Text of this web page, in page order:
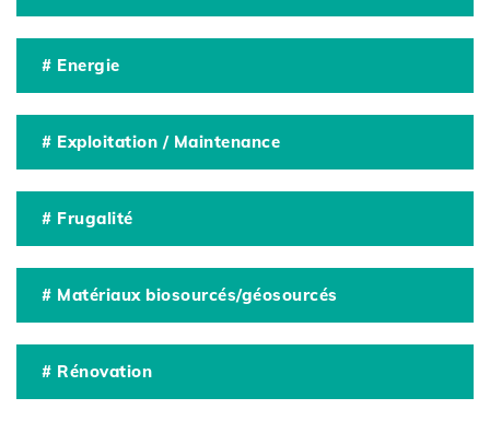
# Energie
# Exploitation / Maintenance
# Frugalité
# Matériaux biosourcés/géosourcés
# Rénovation